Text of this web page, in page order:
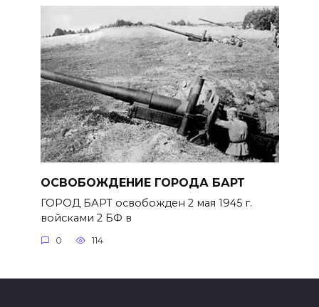
ОСВОБОЖДЕНИЕ ГОРОДА БАРТ
ГОРОД БАРТ освобожден 2 мая 1945 г.
войсками 2 БФ в
0 114